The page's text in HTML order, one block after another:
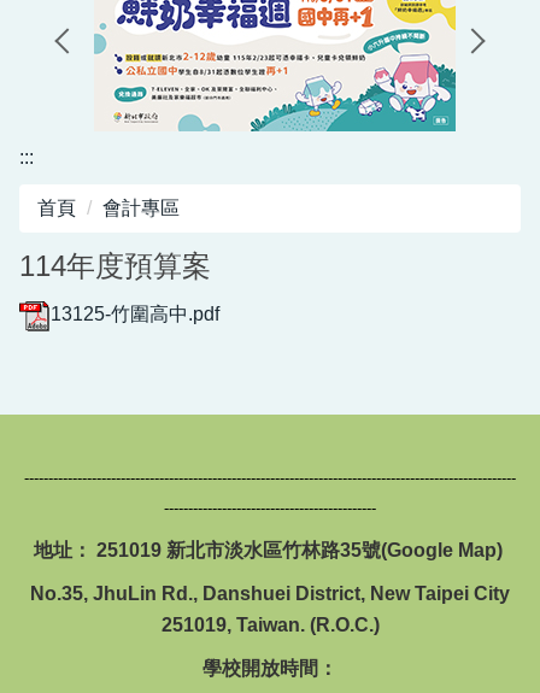
行政處室
家長會
媒體報導專區
正常教學專區
體育組專區
會計專區
:::
首頁 會計專區
114年度預算案
13125-竹圍高中.pdf
------------------------------------------------------------------------------------------------------
--------------------------------------------
地址： 251019 新北市淡水區竹林路35號(Google Map)
No.35, JhuLin Rd., Danshuei District, New Taipei City
251019, Taiwan. (R.O.C.)
學校開放時間：